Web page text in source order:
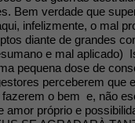
Bem verdade que
infelizmente, o mal
diante de grandes
e mal aplicado)
pequena dose de
perceberem que
o bem e, não
próprio e